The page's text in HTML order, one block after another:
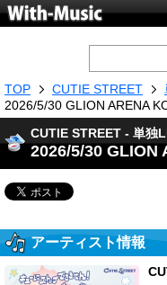
TOP CUTIE STREET
2026/5/30 GLION ARENA
CUTIE STREET - 単独
2026/5/30 GLION
アーティスト情報